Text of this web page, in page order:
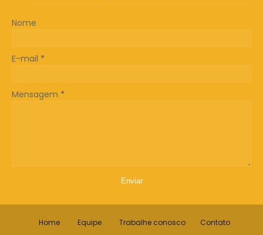
Nome
E-mail *
Mensagem *
Home Equipe Trabalhe conosco Contato